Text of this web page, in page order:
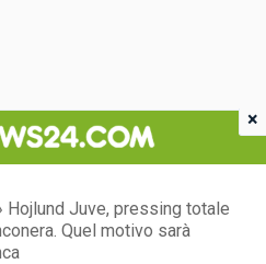
Hojlund Juve, pressing totale
Quel motivo sarà
×